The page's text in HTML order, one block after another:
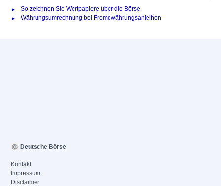
So zeichnen Sie Wertpapiere über die Börse
Währungsumrechnung bei Fremdwährungsanleihen
Deutsche Börse
Kontakt
Impressum
Disclaimer